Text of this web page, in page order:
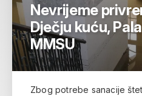
Nevrijeme
Dječju kuću,
MMSU
Zbog potrebe sanacije